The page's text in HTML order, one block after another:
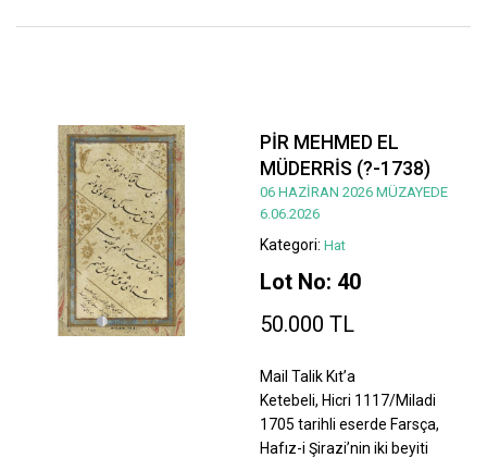
PİR MEHMED EL
MÜDERRİS (?-1738)
06 HAZİRAN 2026 MÜZAYEDE
6.06.2026
Kategori: Hat
Lot No: 40
50.000 TL
Mail Talik Kıt’a
Ketebeli, Hicri 1117/Miladi
1705 tarihli eserde Farsça,
Hafız-i Şirazi’nin iki beyiti